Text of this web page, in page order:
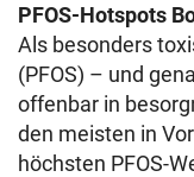
PFOS-Hotspots
Als besonders
(PFOS) – und
offenbar in
den meisten in
höchsten PFOS-